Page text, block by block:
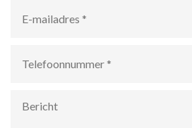
mailadres *